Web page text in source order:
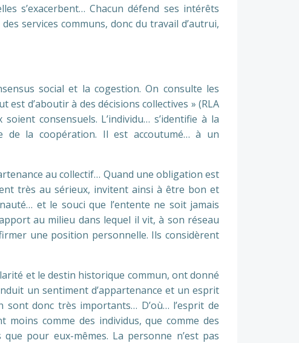
s’exacerbent… Chacun défend ses intérêts
services communs, donc du travail d’autrui,
social et la cogestion. On consulte les
d’aboutir à des décisions collectives » (RLA
consensuels. L’individu… s’identifie à la
de la coopération. Il est accoutumé… à un
au collectif… Quand une obligation est
très au sérieux, invitent ainsi à être bon et
et le souci que l’entente ne soit jamais
au milieu dans lequel il vit, à son réseau
une position personnelle. Ils considèrent
et le destin historique commun, ont donné
un sentiment d’appartenance et un esprit
sont donc très importants… D’où… l’esprit de
comme des individus, que comme des
pour eux-mêmes. La personne n’est pas